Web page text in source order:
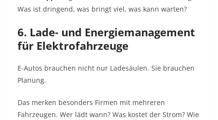
Was ist dringend, was bringt viel, was kann warten?
6. Lade- und Energiemanagement
für Elektrofahrzeuge
E-Autos brauchen nicht nur Ladesäulen. Sie brauchen
Planung.
Das merken besonders Firmen mit mehreren
Fahrzeugen. Wer lädt wann? Was kostet der Strom? Wie